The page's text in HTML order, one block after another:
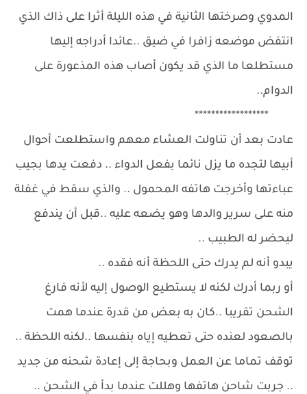
المدوي وصرختها الثانية في هذه الليلة أثرا على ذاك الذي
انتفض موضعه زافرا في ضيق ..عائدا أدراجه إليها
مستطلعا ما الذي قد يكون أصاب هذه المذعورة على
الدوام..
******************
عادت بعد أن تناولت العشاء معهم واستطلعت أحوال
أبيها لتجده ما يزل نائما بفعل الدواء .. دفعت يدها بجيب
عباءتها وأخرجت هاتفه المحمول .. والذي سقط في غفلة
منه على سرير والدها وهو يضعه عليه ..قبل أن يندفع
ليحضر له الطبيب ..
يبدو أنه لم يدرك حتى اللحظة أنه فقده ..
أو ربما أدرك لكنه لا يستطيع الوصول إليه لأنه فارغ
الشحن تقريبا ..كان به بعض من قدرة عندما همت
بالصعود لعنده حتى تعطيه إياه بنفسها ..لكنه اللحظة ..
توقف تماما عن العمل وبحاجة إلى إعادة شحنه من جديد
.. جربت شاحن هاتفها وهللت عندما بدأ في الشحن ..